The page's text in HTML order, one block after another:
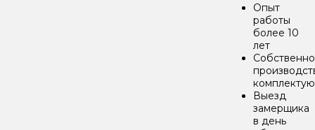
Опыт
работы
более 10
лет
Выезд
замерщика
в день